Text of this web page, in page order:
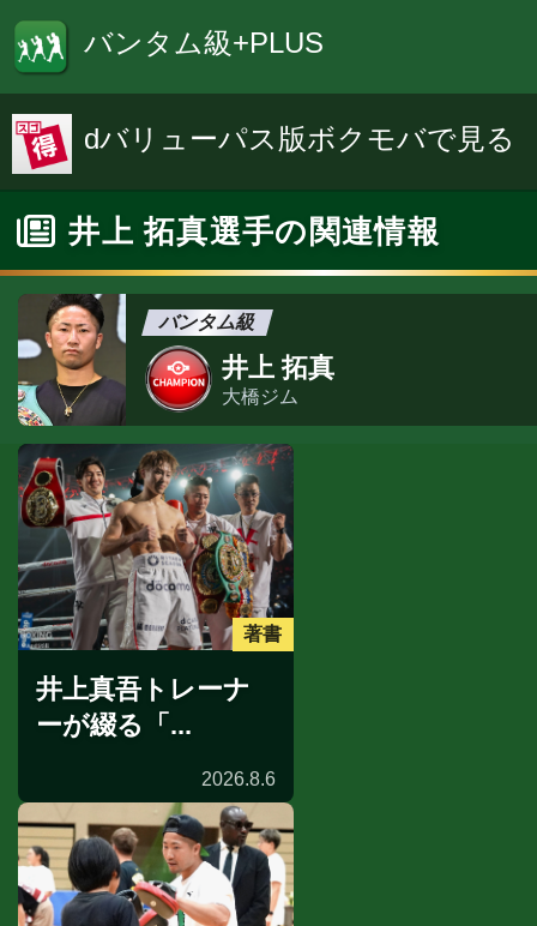
バンタム級+PLUS
dバリューパス版ボクモバで見る
井上 拓真選手の関連情報
バンタム級
井上 拓真
大橋ジム
著書
井上真吾トレーナ
ーが綴る「...
2026.8.6